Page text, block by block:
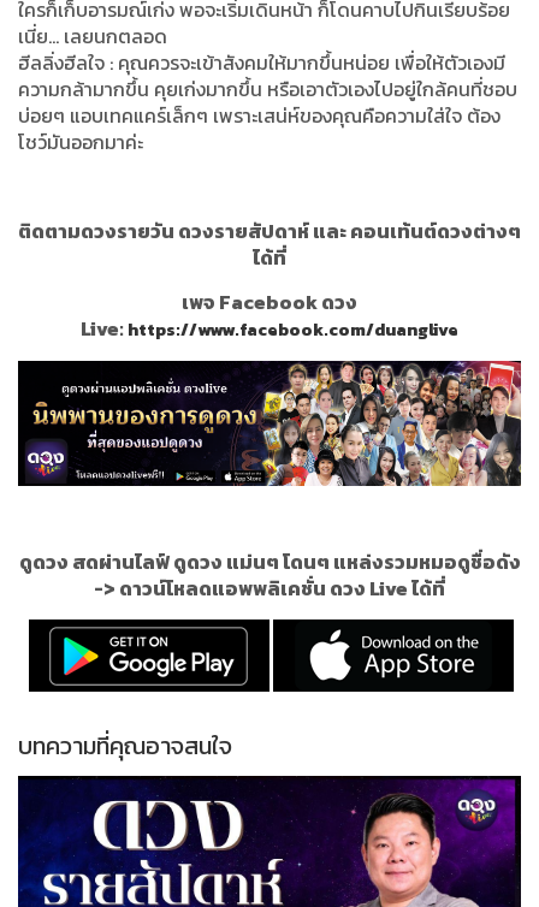
ใครก็เก็บอารมณ์เก่ง พอจะเริ่มเดินหน้า ก็โดนคาบไปกินเรียบร้อย
เนี่ย… เลยนกตลอด
ฮีลลิ่งฮีลใจ : คุณควรจะเข้าสังคมให้มากขึ้นหน่อย เพื่อให้ตัวเองมี
ความกล้ามากขึ้น คุยเก่งมากขึ้น หรือเอาตัวเองไปอยู่ใกล้คนที่ชอบ
บ่อยๆ แอบเทคแคร์เล็กๆ เพราะเสน่ห์ของคุณคือความใส่ใจ ต้อง
โชว์มันออกมาค่ะ
ติดตามดวงรายวัน ดวงรายสัปดาห์ และ คอนเท้นต์ดวงต่างๆ
ได้ที่
เพจ Facebook ดวง
Live:https://www.facebook.com/duanglive
ดูดวง สดผ่านไลฟ์ ดูดวง แม่นๆ โดนๆ แหล่งรวมหมอดูชื่อดัง
-> ดาวน์โหลดแอพพลิเคชั่น ดวง Live ได้ที่
บทความที่คุณอาจสนใจ